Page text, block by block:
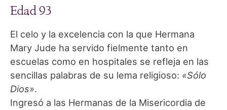
Edad 93
El celo y la excelencia con la que Hermana
Mary Jude ha servido fielmente tanto en
escuelas como en hospitales se refleja en las
sencillas palabras de su lema religioso: «Sólo
Dios».
Ingresó a las Hermanas de la Misericordia de